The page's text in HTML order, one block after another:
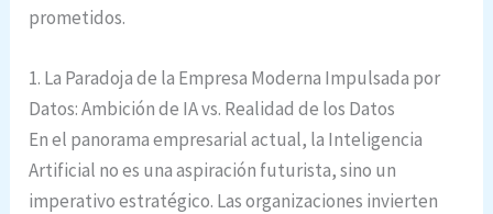
prometidos.
1. La Paradoja de la Empresa Moderna Impulsada por
Datos: Ambición de IA vs. Realidad de los Datos
En el panorama empresarial actual, la Inteligencia
Artificial no es una aspiración futurista, sino un
imperativo estratégico. Las organizaciones invierten